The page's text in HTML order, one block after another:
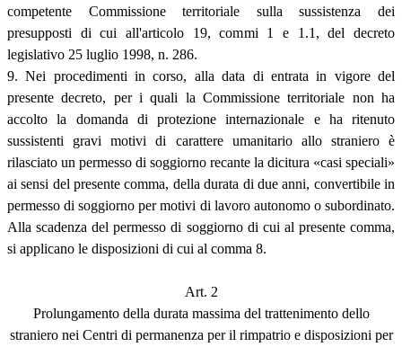
competente Commissione territoriale sulla sussistenza dei
presupposti di cui all'articolo 19, commi 1 e 1.1, del decreto
legislativo 25 luglio 1998, n. 286.
9. Nei procedimenti in corso, alla data di entrata in vigore del
presente decreto, per i quali la Commissione territoriale non ha
accolto la domanda di protezione internazionale e ha ritenuto
sussistenti gravi motivi di carattere umanitario allo straniero è
rilasciato un permesso di soggiorno recante la dicitura «casi speciali»
ai sensi del presente comma, della durata di due anni, convertibile in
permesso di soggiorno per motivi di lavoro autonomo o subordinato.
Alla scadenza del permesso di soggiorno di cui al presente comma,
si applicano le disposizioni di cui al comma 8.
Art. 2
Prolungamento della durata massima del trattenimento dello
straniero nei Centri di permanenza per il rimpatrio e disposizioni per